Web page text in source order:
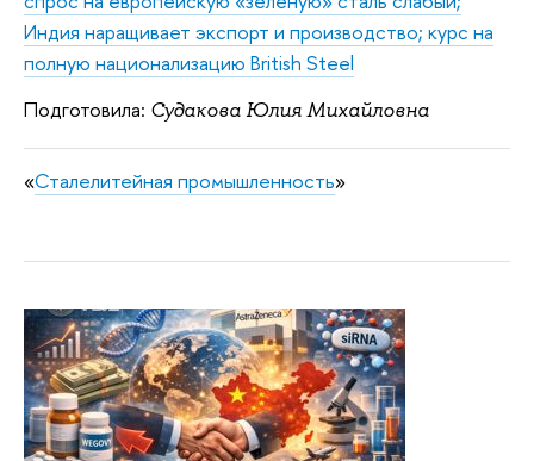
Индия наращивает экспорт и производство; курс на
полную национализацию British Steel
Подготовила: Судакова Юлия Михайловна
«Сталелитейная промышленность»